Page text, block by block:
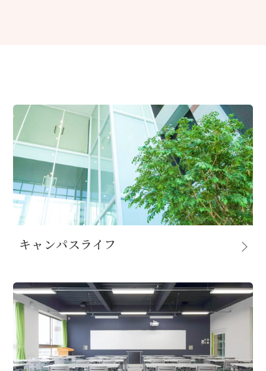
キャンパスライフ